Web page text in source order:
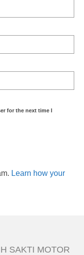
for the next time I
Learn how your
SAKTI MOTOR